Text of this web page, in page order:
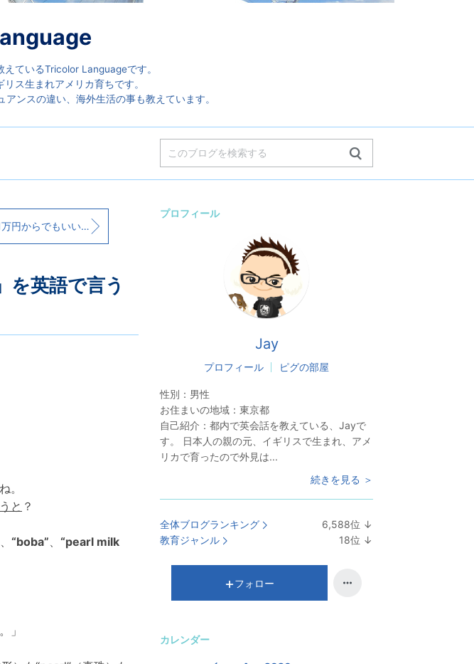
ているTricolor Languageです。
ス生まれアメリカ育ちです。
ンスの違い、海外生活の事も教えています。
「1万円からでもいいですか？」を英語で言うと？
を英語で言う
。
と ？
、 “boba”、 “pearl milk
」
プロフィール
Jay
プロフィール ピグの部屋
性別： 男性
お住まいの地域： 東京都
自己紹介： 都内で英会話を教えている、Jayで
す。 日本人の親の元、イギリスで生まれ、アメ
リカで育ったので外見は...
続きを見る ＞
全体ブログランキング 6,588位 ↓
教育ジャンル 18位 ↓
フォロー
カレンダー